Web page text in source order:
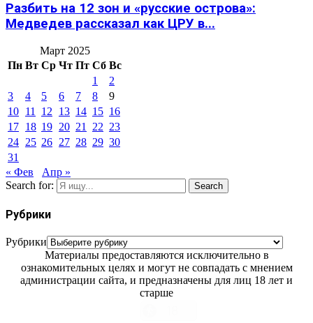
Разбить на 12 зон и «русские острова»:
Медведев рассказал как ЦРУ в...
Март 2025
Пн Вт Ср Чт Пт Сб Вс
1
2
3
4 5 6 7 8
9
10 11 12 13 14 15 16
17 18 19 20 21 22 23
24 25 26 27 28 29 30
31
« Фев
Апр »
Search for:
Search
Рубрики
Рубрики
Материалы предоставляются исключительно в
ознакомительных целях и могут не совпадать с мнением
администрации сайта, и предназначены для лиц 18 лет и
старше